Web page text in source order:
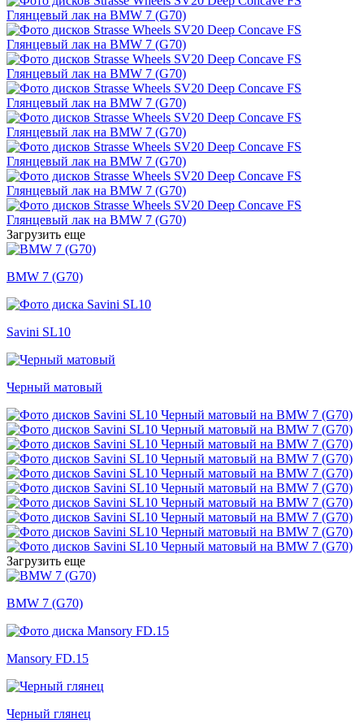
Загрузить еще
BMW 7 (G70)
Savini SL10
Черный матовый
Загрузить еще
BMW 7 (G70)
Mansory FD.15
Черный глянец